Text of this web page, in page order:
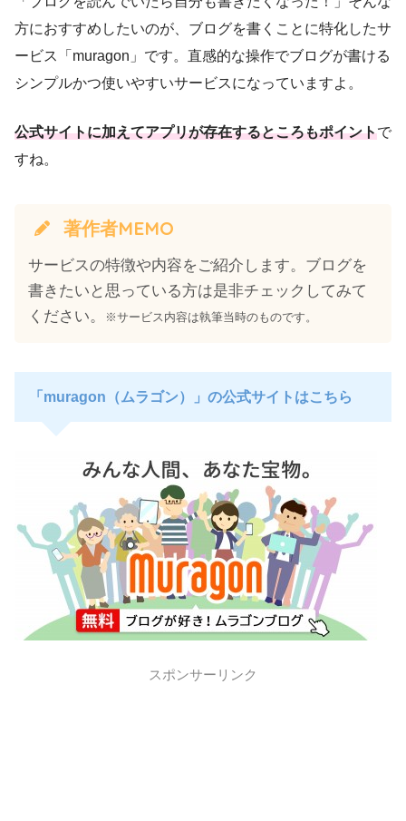
方におすすめしたいのが、ブログを書くことに特化したサ
ービス「muragon」です。直感的な操作でブログが書ける
シンプルかつ使いやすいサービスになっていますよ。
公式サイトに加えてアプリが存在するところもポイントで
すね。
著作者MEMO
サービスの特徴や内容をご紹介します。ブログを
書きたいと思っている方は是非チェックしてみて
ください。
※サービス内容は執筆当時のものです。
「muragon（ムラゴン）」の公式サイトはこちら
スポンサーリンク